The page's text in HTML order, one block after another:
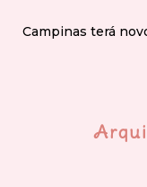
Campinas terá